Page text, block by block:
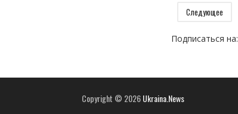
Следующее
Подписаться на:
Copyright © 2026Ukraina.News